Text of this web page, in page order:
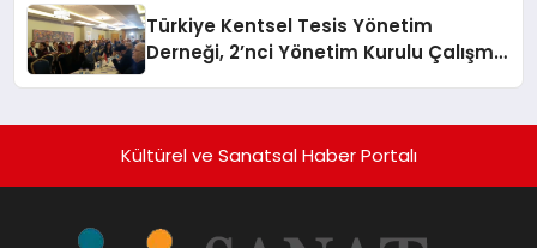
Türkiye Kentsel Tesis Yönetim
Derneği, 2’nci Yönetim Kurulu Çalışma
Kültürel ve Sanatsal Haber Portalı